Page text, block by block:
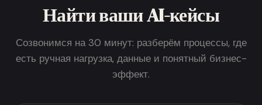
Найти ваши AI-кейсы
Созвонимся на 30 минут: разберём процессы, где
есть ручная нагрузка, данные и понятный бизнес-
эффект.